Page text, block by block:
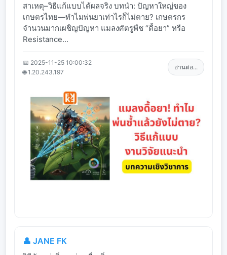
สาเหตุ–วิธีแก้แบบได้ผลจริง บทนำ: ปัญหาใหญ่ของ
เกษตรไทย—ทำไมพ่นยาเท่าไรก็ไม่ตาย? เกษตรกร
จำนวนมากเผชิญปัญหา แมลงศัตรูพืช “ดื้อยา” หรือ
Resistance...
📅 2025-11-25 10:00:32
🌐 1.20.243.197
อ่านต่อ...
👤 JANE FK